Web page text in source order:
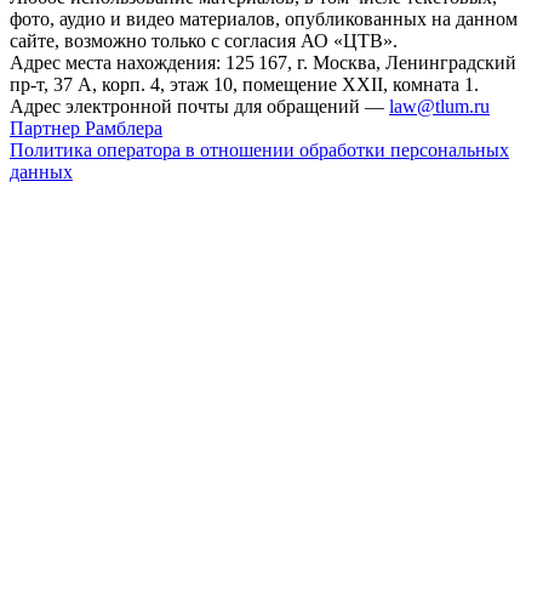
фото, аудио и видео материалов, опубликованных на данном
сайте, возможно только с согласия АО «ЦТВ».
Адрес места нахождения: 125 167, г. Москва, Ленинградский
пр-т, 37 А, корп. 4, этаж 10, помещение XXII, комната 1.
Адрес электронной почты для обращений — law@tlum.ru
Партнер Рамблера
Политика оператора в отношении обработки персональных
данных